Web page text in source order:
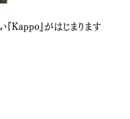
Kappo』がはじまります